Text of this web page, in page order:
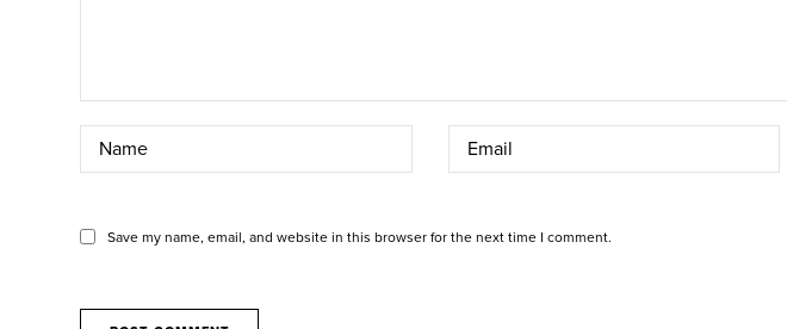
Save my name, email, and website in this browser for the next time I comment.